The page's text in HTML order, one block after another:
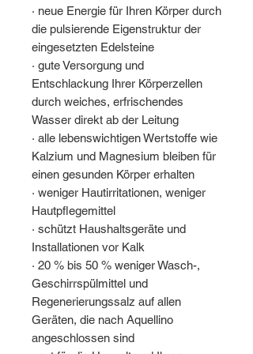
· neue Energie für Ihren Körper durch
die pulsierende Eigenstruktur der
eingesetzten Edelsteine
· gute Versorgung und
Entschlackung Ihrer Körperzellen
durch weiches, erfrischendes
Wasser direkt ab der Leitung
· alle lebenswichtigen Wertstoffe wie
Kalzium und Magnesium bleiben für
einen gesunden Körper erhalten
· weniger Hautirritationen, weniger
Hautpflegemittel
· schützt Haushaltsgeräte und
Installationen vor Kalk
· 20 % bis 50 % weniger Wasch-,
Geschirrspülmittel und
Regenerierungssalz auf allen
Geräten, die nach Aquellino
angeschlossen sind